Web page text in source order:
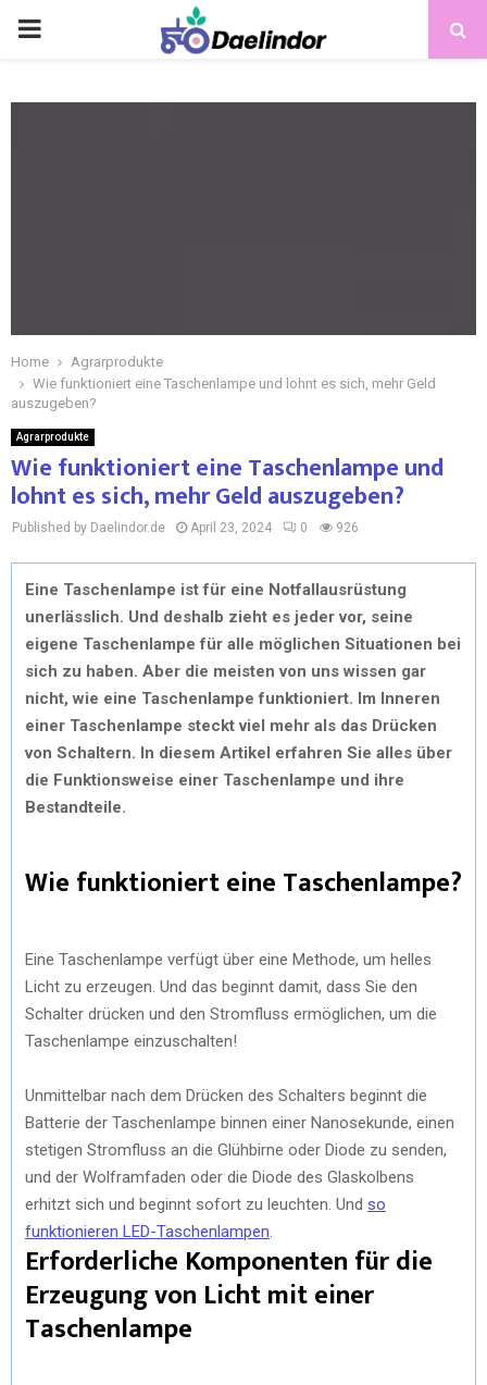
Home
Agrarprodukte
Wie funktioniert eine Taschenlampe und lohnt es sich, mehr Geld
auszugeben?
Agrarprodukte
Wie funktioniert eine Taschenlampe und
lohnt es sich, mehr Geld auszugeben?
Published by Daelindor.de April 23, 2024 0 926
Eine Taschenlampe ist für eine Notfallausrüstung
unerlässlich. Und deshalb zieht es jeder vor, seine
eigene Taschenlampe für alle möglichen Situationen bei
sich zu haben. Aber die meisten von uns wissen gar
nicht, wie eine Taschenlampe funktioniert. Im Inneren
einer Taschenlampe steckt viel mehr als das Drücken
von Schaltern. In diesem Artikel erfahren Sie alles über
die Funktionsweise einer Taschenlampe und ihre
Bestandteile.
Wie funktioniert eine Taschenlampe?
Eine Taschenlampe verfügt über eine Methode, um helles
Licht zu erzeugen. Und das beginnt damit, dass Sie den
Schalter drücken und den Stromfluss ermöglichen, um die
Taschenlampe einzuschalten!
Unmittelbar nach dem Drücken des Schalters beginnt die
Batterie der Taschenlampe binnen einer Nanosekunde, einen
stetigen Stromfluss an die Glühbirne oder Diode zu senden,
und der Wolframfaden oder die Diode des Glaskolbens
erhitzt sich und beginnt sofort zu leuchten. Und so
funktionieren LED-Taschenlampen
Erforderliche Komponenten für die
Erzeugung von Licht mit einer
Taschenlampe